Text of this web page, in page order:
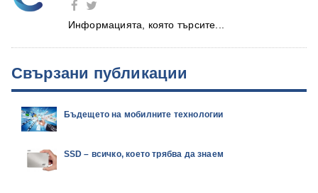
Информацията, която търсите...
Свързани публикации
Бъдещето на мобилните технологии
SSD – всичко, което трябва да знаем